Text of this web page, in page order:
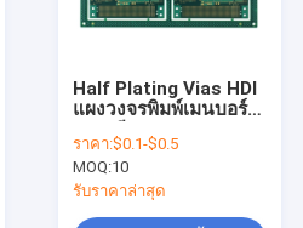
Half Plating Vias HDI
แผงวงจรพิมพ์เมนบอร์ด
ราคา:$0.1-$0.5
MOQ:10
รับราคาล่าสุด